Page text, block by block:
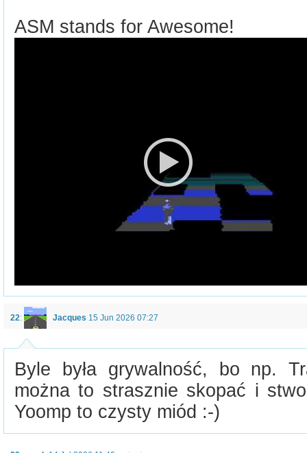
ASM stands for Awesome!
22: Jacques 15 Jun 2026 07:27
Byle była grywalność, bo np.
można to strasznie skopać i
Yoomp to czysty miód :-)